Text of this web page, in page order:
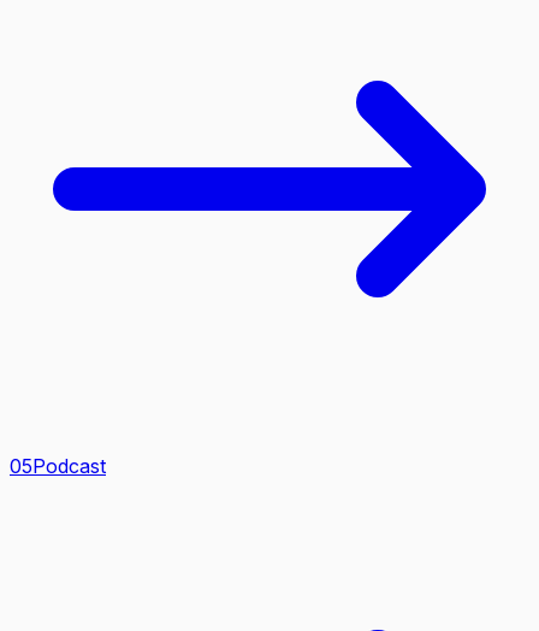
05Podcast